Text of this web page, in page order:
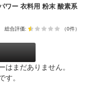
ワー 衣料用 粉末 酸素系
総合評価: （0件）
はまだありません。
す。